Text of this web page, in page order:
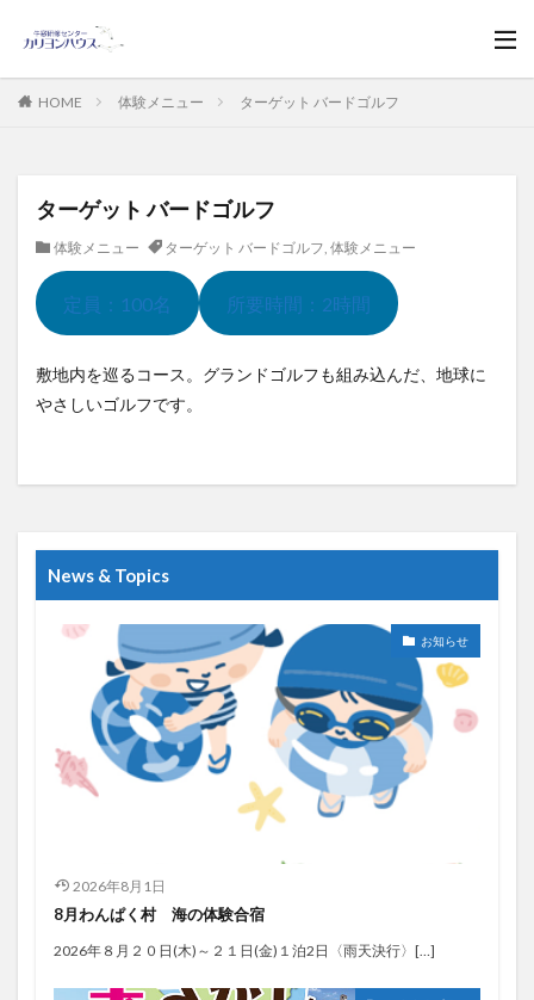
HOME 体験メニュー ターゲット バードゴルフ
ターゲット バードゴルフ
体験メニュー ターゲット バードゴルフ, 体験メニュー
定員：100名 所要時間：2時間
敷地内を巡るコース。グランドゴルフも組み込んだ、地球に
やさしいゴルフです。
News & Topics
お知らせ
2026年8月1日
8月わんぱく村 海の体験合宿
2026年８月２０日(木)～２１日(金)１泊2日〈雨天決行〉[…]